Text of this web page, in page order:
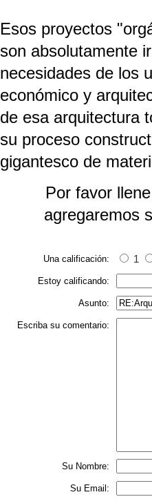
Esos proyectos
son absolutamente
necesidades de los
económico y
de esa arquitectura
su proceso
gigantesco de
Por favor
agregaremos
Una calificación: 1
Estoy calificando:
Asunto:
Escriba su comentario:
Su Nombre:
Su Email: